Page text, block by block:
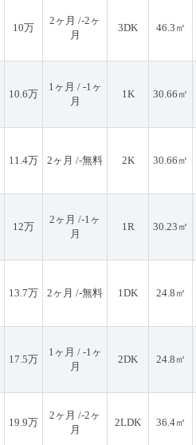
10万
2ヶ月 /-2ヶ
月
3DK 46.3㎡
10.6万
1ヶ月 / -1ヶ
月
1K 30.66㎡
11.4万 2ヶ月 /-無料 2K 30.66㎡
12万
2ヶ月 /-1ヶ
月
1R 30.23㎡
13.7万 2ヶ月 /-無料 1DK 24.8㎡
17.5万
1ヶ月 / -1ヶ
月
2DK 24.8㎡
19.9万
2ヶ月 /-2ヶ
月
2LDK 36.4㎡